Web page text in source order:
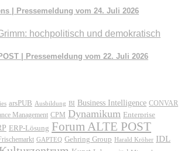
| Pressemeldung vom 24. Juli 2026
hochpolitisch und demokratisch
| Pressemeldung vom 22. Juli 2026
arsPUB Ausbildung BI Business Intelligence CONVAR
Management CPM Dynamikum Enterprise
ERP-Lösung Forum ALTE POST
GAPTEQ Gehring Group Harald Kröher IDL